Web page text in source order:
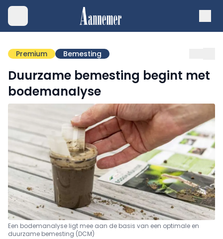
Premium Bemesting
Duurzame bemesting begint met
bodemanalyse
Een bodemanalyse ligt mee aan de basis van een optimale en
duurzame bemesting (DCM)